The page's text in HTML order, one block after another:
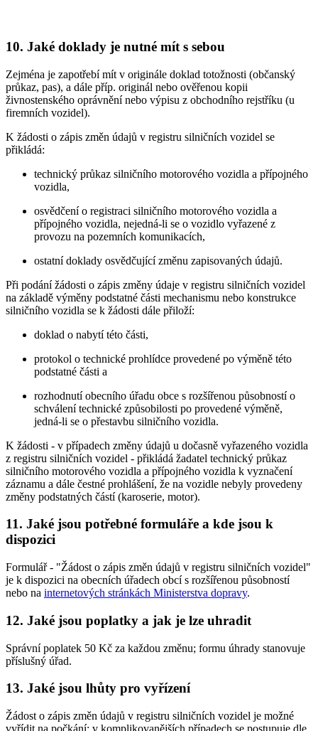
10. Jaké doklady je nutné mít s sebou
Zejména je zapotřebí mít v originále doklad totožnosti (občanský
průkaz, pas), a dále příp. originál nebo ověřenou kopii
živnostenského oprávnění nebo výpisu z obchodního rejstříku (u
firemních vozidel).
K žádosti o zápis změn údajů v registru silničních vozidel se
přikládá:
technický průkaz silničního motorového vozidla a přípojného
vozidla,
osvědčení o registraci silničního motorového vozidla a
přípojného vozidla, nejedná-li se o vozidlo vyřazené z
provozu na pozemních komunikacích,
ostatní doklady osvědčující změnu zapisovaných údajů.
Při podání žádosti o zápis změny údaje v registru silničních vozidel
na základě výměny podstatné části mechanismu nebo konstrukce
silničního vozidla se k žádosti dále přiloží:
doklad o nabytí této části,
protokol o technické prohlídce provedené po výměně této
podstatné části a
rozhodnutí obecního úřadu obce s rozšířenou působností o
schválení technické způsobilosti po provedené výměně,
jedná-li se o přestavbu silničního vozidla.
K žádosti - v případech změny údajů u dočasně vyřazeného vozidla
z registru silničních vozidel - přikládá žadatel technický průkaz
silničního motorového vozidla a přípojného vozidla k vyznačení
záznamu a dále čestné prohlášení, že na vozidle nebyly provedeny
změny podstatných částí (karoserie, motor).
11. Jaké jsou potřebné formuláře a kde jsou k
dispozici
Formulář - "Žádost o zápis změn údajů v registru silničních vozidel"
je k dispozici na obecních úřadech obcí s rozšířenou působností
nebo na internetových stránkách Ministerstva dopravy.
12. Jaké jsou poplatky a jak je lze uhradit
Správní poplatek 50 Kč za každou změnu; formu úhrady stanovuje
příslušný úřad.
13. Jaké jsou lhůty pro vyřízení
Žádost o zápis změn údajů v registru silničních vozidel je možné
vyřídit na počkání; v komplikovanějších případech se postupuje dle